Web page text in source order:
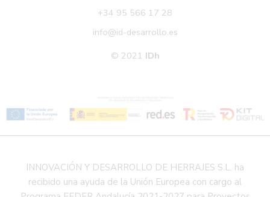
+34 95 566 17 28
info@id-desarrollo.es
© 2021 IDh
INNOVACIÓN Y DESARROLLO DE HERRAJES S.L. ha
recibido una ayuda de la Unión Europea con cargo al